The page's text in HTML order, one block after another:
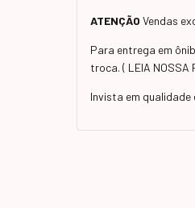
ATENÇÃO Vendas
Para entrega em
troca. ( LEIA NOSSA
Invista em